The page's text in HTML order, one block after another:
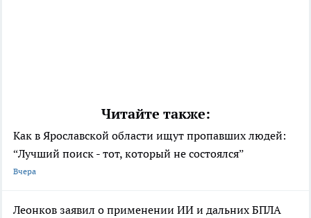
Читайте также:
Как в Ярославской области ищут пропавших людей:
“Лучший поиск - тот, который не состоялся”
Вчера
Леонков заявил о применении ИИ и дальних БПЛА